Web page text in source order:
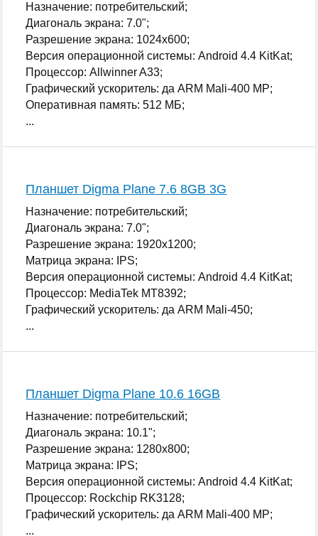
Назначение: потребительский;
Диагональ экрана: 7.0";
Разрешение экрана: 1024x600;
Версия операционной системы: Android 4.4 KitKat;
Процессор: Allwinner A33;
Графический ускоритель: да ARM Mali-400 MP;
Оперативная память: 512 МБ;
...
Планшет Digma Plane 7.6 8GB 3G
Назначение: потребительский;
Диагональ экрана: 7.0";
Разрешение экрана: 1920x1200;
Матрица экрана: IPS;
Версия операционной системы: Android 4.4 KitKat;
Процессор: MediaTek MT8392;
Графический ускоритель: да ARM Mali-450;
...
Планшет Digma Plane 10.6 16GB
Назначение: потребительский;
Диагональ экрана: 10.1";
Разрешение экрана: 1280x800;
Матрица экрана: IPS;
Версия операционной системы: Android 4.4 KitKat;
Процессор: Rockchip RK3128;
Графический ускоритель: да ARM Mali-400 MP;
...